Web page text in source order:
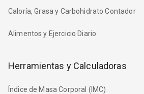
Caloría, Grasa y Carbohidrato Contador
Alimentos y Ejercicio Diario
Herramientas y Calculadoras
Índice de Masa Corporal (IMC)